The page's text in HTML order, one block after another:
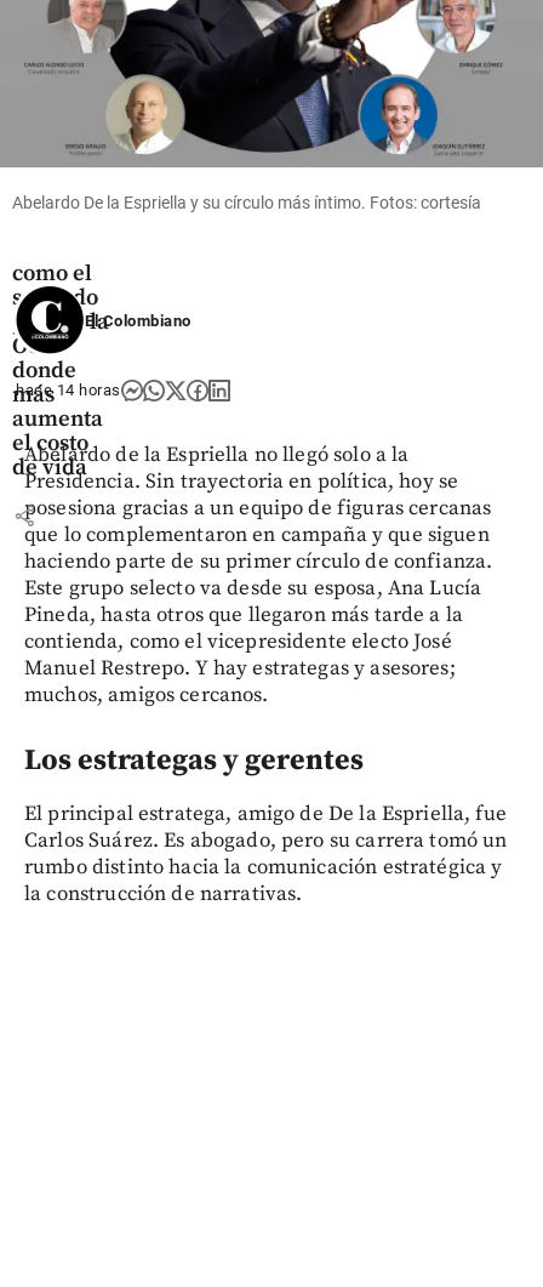
share
Economía
como el
segundo
país de la
Ocde
donde
más
aumenta
el costo
de vida
share
Abelardo De la Espriella y su círculo más íntimo. Fotos: cortesía
El Colombiano
hace 14 horas
Abelardo de la Espriella no llegó solo a la
Presidencia. Sin trayectoria en política, hoy se
posesiona gracias a un equipo de figuras cercanas
que lo complementaron en campaña y que siguen
haciendo parte de su primer círculo de confianza.
Este grupo selecto va desde su esposa, Ana Lucía
Pineda, hasta otros que llegaron más tarde a la
contienda, como el vicepresidente electo José
Manuel Restrepo. Y hay estrategas y asesores;
muchos, amigos cercanos.
Los estrategas y gerentes
El principal estratega, amigo de De la Espriella, fue
Carlos Suárez. Es abogado, pero su carrera tomó un
rumbo distinto hacia la comunicación estratégica y
la construcción de narrativas.